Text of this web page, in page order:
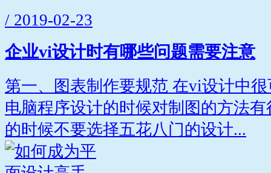
/ 2019-02-23
企业vi设计时有哪些问题需要注意
第一、图表制作要规范 在vi设计中
电脑程序设计的时候对制图的方法
的时候不要选择五花八门的设计...